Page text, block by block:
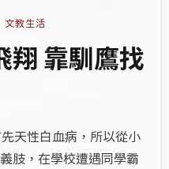
文教生活
翔 靠馴鷹找
天性白血病，所以從小
肢，在學校遭遇同學霸